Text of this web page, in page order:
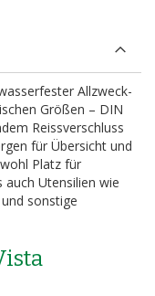
Allzweck-
Größen – DIN
Reissverschluss
für Übersicht und
Platz für
Utensilien wie
sonstige